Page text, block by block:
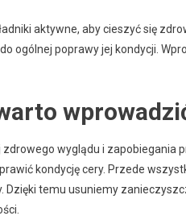
aktywne, aby cieszyć się
ogólnej poprawy jej kondycji.
wyglądu i zapobiegania
kondycję cery. Przede
temu usuniemy